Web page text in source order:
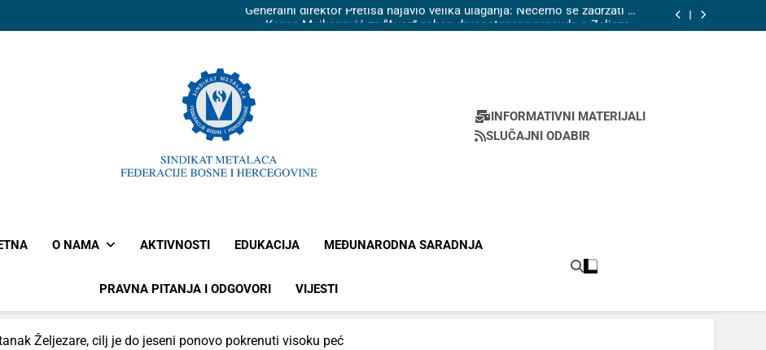
zakonskom minimumu
Kenan Mujkanović za “Avaz” nakon drugostepene presude o Željezari:
Privreda čitave FBiH je u pitanju
Radnici Toplane pred zgradom Gradske uprave Zenica: Plaće nemaju,
FEDERACIJE BiH
INFORMATIVNI MATERIJALI
SLUČAJNI ODABIR
O NAMA AKTIVNOSTI EDUKACIJA MEĐUNARODNA SARADNJA
PRAVNA PITANJA I ODGOVORI VIJESTI
Željezare, cilj je do jeseni ponovo pokrenuti visoku peć